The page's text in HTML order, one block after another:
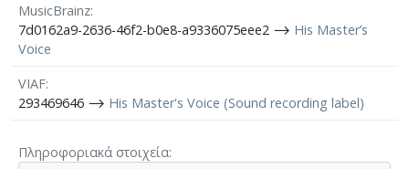
MusicBrainz
7d0162a9-2636-46f2-b0e8-a9336075eee2 ⟶ His Master’s
Voice
VIAF
293469646 ⟶ His Master's Voice (Sound recording label)
Πληροφοριακά στοιχεία